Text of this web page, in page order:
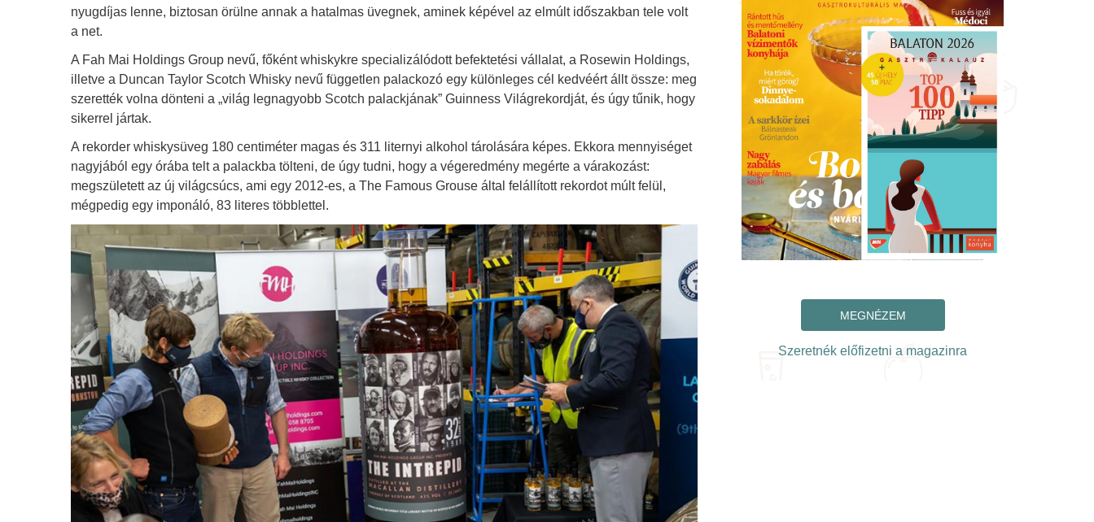
nyugdíjas lenne, biztosan örülne annak a hatalmas üvegnek, aminek képével az elmúlt időszakban tele volt
a net.
A Fah Mai Holdings Group nevű, főként whiskykre specializálódott befektetési vállalat, a Rosewin Holdings,
illetve a Duncan Taylor Scotch Whisky nevű független palackozó egy különleges cél kedvéért állt össze: meg
szerették volna dönteni a „világ legnagyobb Scotch palackjának” Guinness Világrekordját, és úgy tűnik, hogy
sikerrel jártak.
A rekorder whiskysüveg 180 centiméter magas és 311 liternyi alkohol tárolására képes. Ekkora mennyiséget
nagyjából egy órába telt a palackba tölteni, de úgy tudni, hogy a végeredmény megérte a várakozást:
megszületett az új világcsúcs, ami egy 2012-es, a The Famous Grouse által felállított rekordot múlt felül,
mégpedig egy imponáló, 83 literes többlettel.
MEGNÉZEM
Szeretnék előfizetni a magazinra